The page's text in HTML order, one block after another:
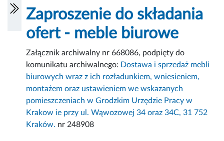
Zaproszenie do składania
ofert - meble biurowe
Załącznik archiwalny nr 668086, podpięty do
komunikatu archiwalnego: Dostawa i sprzedaż mebli
biurowych wraz z ich rozładunkiem, wniesieniem,
montażem oraz ustawieniem we wskazanych
pomieszczeniach w Grodzkim Urzędzie Pracy w
Krakow ie przy ul. Wąwozowej 34 oraz 34C, 31 752
Kraków. nr 248908